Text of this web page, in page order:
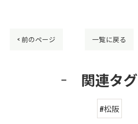
< 前のページ 一覧に戻る
関連タグ
#松阪